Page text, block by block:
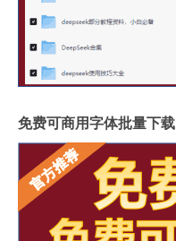
免费可商用字体批量下载